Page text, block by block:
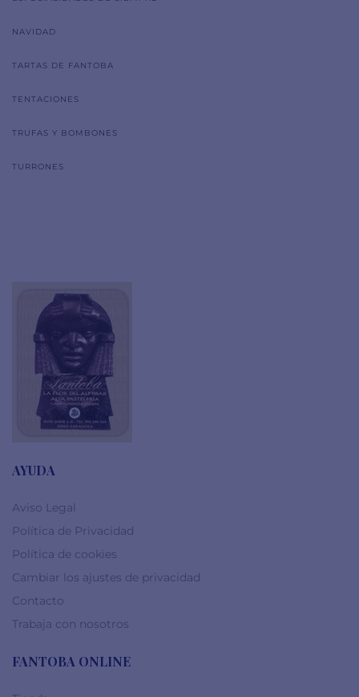
NAVIDAD
TARTAS DE FANTOBA
TENTACIONES
TRUFAS Y BOMBONES
TURRONES
AYUDA
Aviso Legal
Política de Privacidad
Política de cookies
Cambiar los ajustes de privacidad
Contacto
Trabaja con nosotros
FANTOBA ONLINE